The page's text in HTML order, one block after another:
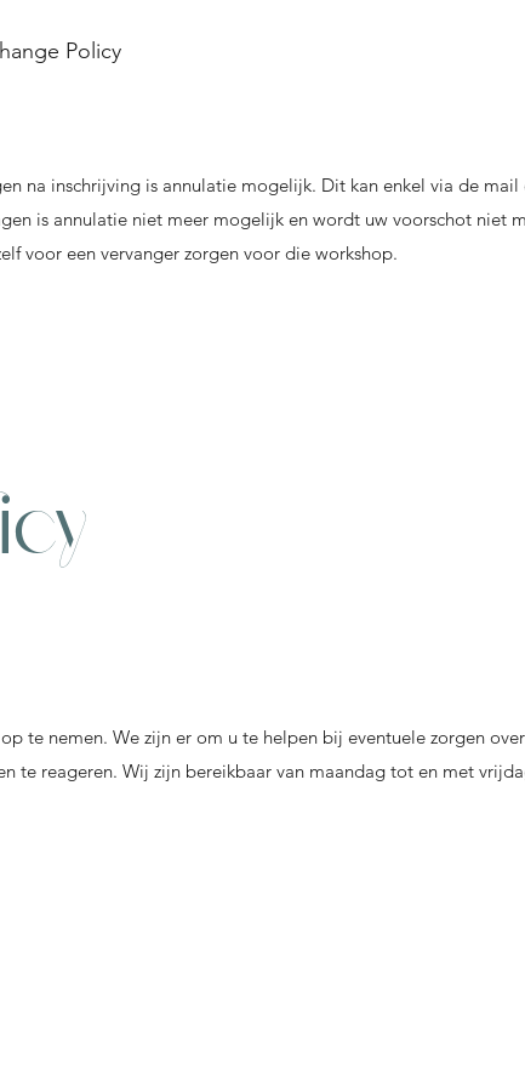
Policy
na inschrijving is annulatie mogelijk. Dit kan enkel via de mail
is annulatie niet meer mogelijk en wordt uw voorschot niet
voor een vervanger zorgen voor die workshop.
te nemen. We zijn er om u te helpen bij eventuele zorgen
te reageren. Wij zijn bereikbaar van maandag tot en met